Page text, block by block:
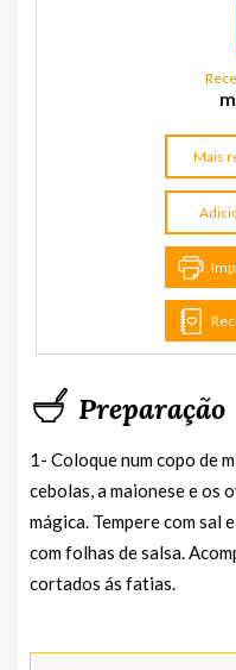
Mais
Preparação
1- Coloque num copo de
cebolas, a maionese e os
mágica. Tempere com sal
com folhas de salsa.
cortados ás fatias.